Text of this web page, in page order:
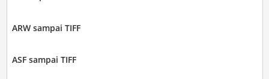
ARW sampai TIFF
ASF sampai TIFF